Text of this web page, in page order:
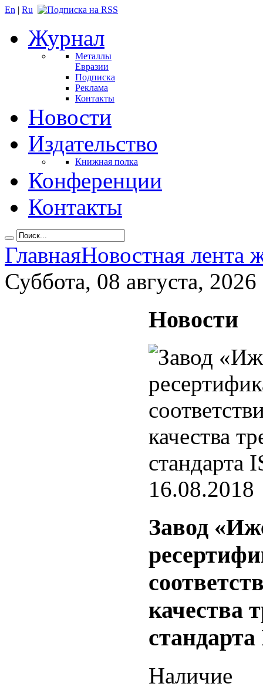
En | Ru
Журнал
Металлы
Евразии
Подписка
Реклама
Контакты
Новости
Издательство
Книжная полка
Конференции
Контакты
ГлавнаяНовостная лента
Суббота, 08 августа, 2026
Новости
16.08.2018
Завод
качества